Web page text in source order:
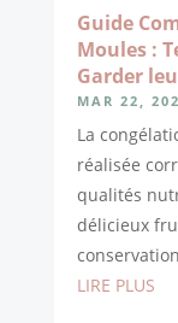
Guide
Moules :
Garder
MAR 22,
La
réalisée
qualités
délicieux
LIRE PLUS